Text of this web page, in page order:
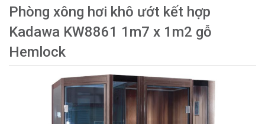
Phòng xông hơi khô ướt kết hợp
Kadawa KW8861 1m7 x 1m2 gỗ
Hemlock